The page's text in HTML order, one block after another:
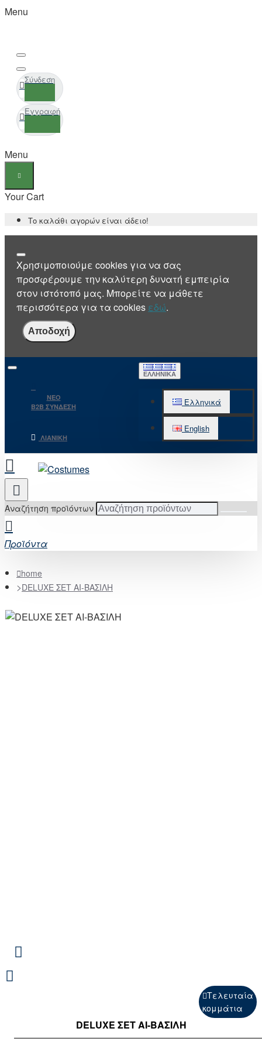
Menu
Σύνδεση
Εγγραφή
Menu
Your Cart
Το καλάθι αγορών είναι άδειο!
Χρησιμοποιούμε cookies για να σας
προσφέρουμε την καλύτερη δυνατή εμπειρία
στον ιστότοπό μας. Μπορείτε να μάθετε
περισσότερα για τα cookies εδώ.
Αποδοχή
NEO
B2B ΣΥΝΔΕΣΗ
ΛΙΑΝΙΚΉ
ΕΛΛΗΝΙΚΆ
Ελληνικά
English
Αναζήτηση προϊόντων
Προϊόντα
home
DELUXE ΣΕΤ ΑΙ-ΒΑΣΙΛΗ
Τελευταία
κομμάτια
DELUXE ΣΕΤ ΑΙ-ΒΑΣΙΛΗ